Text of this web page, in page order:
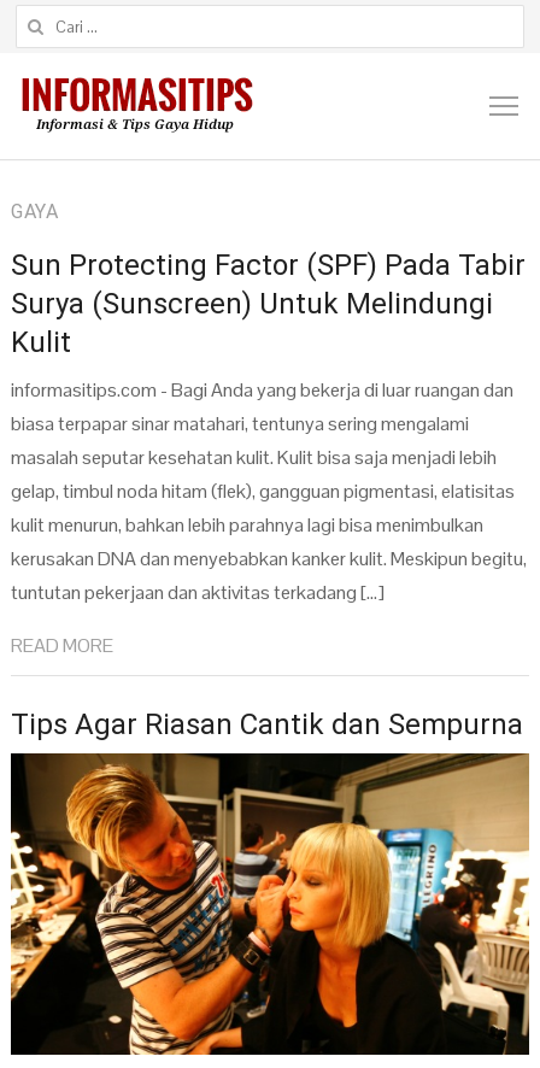
Cari untuk:
GAYA
Sun Protecting Factor (SPF) Pada Tabir
Surya (Sunscreen) Untuk Melindungi
Kulit
informasitips.com - Bagi Anda yang bekerja di luar ruangan dan
biasa terpapar sinar matahari, tentunya sering mengalami
masalah seputar kesehatan kulit. Kulit bisa saja menjadi lebih
gelap, timbul noda hitam (flek), gangguan pigmentasi, elatisitas
kulit menurun, bahkan lebih parahnya lagi bisa menimbulkan
kerusakan DNA dan menyebabkan kanker kulit. Meskipun begitu,
tuntutan pekerjaan dan aktivitas terkadang […]
READ MORE
Tips Agar Riasan Cantik dan Sempurna